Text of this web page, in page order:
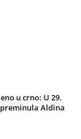
u crno: U 29.
Aldina